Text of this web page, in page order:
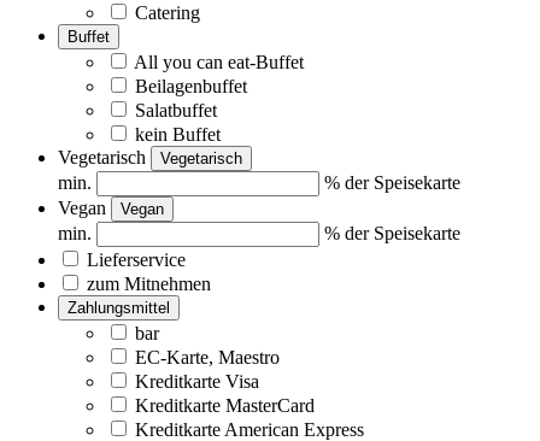
Catering
Buffet
All you can eat-Buffet
Beilagenbuffet
Salatbuffet
kein Buffet
Vegetarisch
Vegetarisch
min.
% der Speisekarte
Vegan
Vegan
min.
% der Speisekarte
Lieferservice
zum Mitnehmen
Zahlungsmittel
bar
EC-Karte, Maestro
Kreditkarte Visa
Kreditkarte MasterCard
Kreditkarte American Express